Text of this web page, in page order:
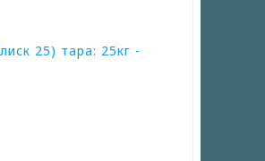
25) тара: 25кг -